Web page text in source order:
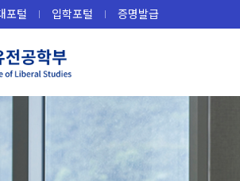
포털 입학포털 증명발급